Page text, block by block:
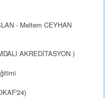
- Meltem CEYHAN
AKREDİTASYON )